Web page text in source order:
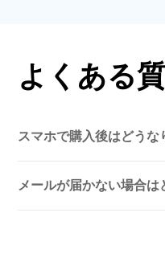
よくある
スマホで購入後はどうな
メールが届かない場合は